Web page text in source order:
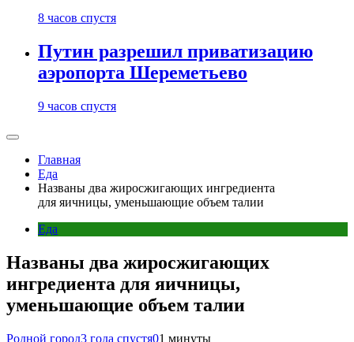
8 часов спустя
Путин разрешил приватизацию
аэропорта Шереметьево
9 часов спустя
Главная
Еда
Названы два жиросжигающих ингредиента
для яичницы, уменьшающие объем талии
Еда
Названы два жиросжигающих
ингредиента для яичницы,
уменьшающие объем талии
Родной город3 года спустя01 минуты